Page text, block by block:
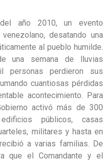
año 2010, un evento
desatando una
al pueblo humilde.
una semana de lluvias
personas perdieron sus
cuantiosas pérdidas
acontecimiento. Para
activó más de 300
públicos, casas
militares y hasta en
a varias familias. De
que el Comandante y el